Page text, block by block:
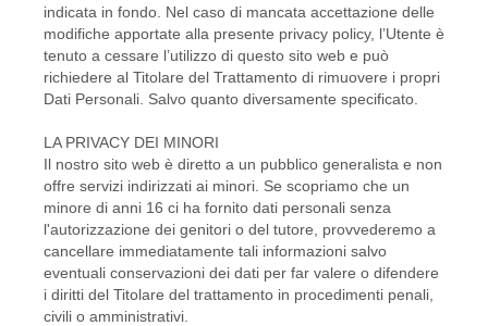
indicata in fondo. Nel caso di mancata accettazione delle
modifiche apportate alla presente privacy policy, l’Utente è
tenuto a cessare l’utilizzo di questo sito web e può
richiedere al Titolare del Trattamento di rimuovere i propri
Dati Personali. Salvo quanto diversamente specificato.
LA PRIVACY DEI MINORI
Il nostro sito web è diretto a un pubblico generalista e non
offre servizi indirizzati ai minori. Se scopriamo che un
minore di anni 16 ci ha fornito dati personali senza
l'autorizzazione dei genitori o del tutore, provvederemo a
cancellare immediatamente tali informazioni salvo
eventuali conservazioni dei dati per far valere o difendere
i diritti del Titolare del trattamento in procedimenti penali,
civili o amministrativi.